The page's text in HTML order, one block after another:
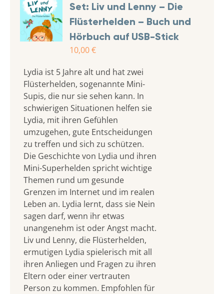
Set: Liv und Lenny – Die
Flüsterhelden – Buch und
Hörbuch auf USB-Stick
10,00€
Lydia ist 5 Jahre alt und hat zwei
Flüsterhelden, sogenannte Mini-
Supis, die nur sie sehen kann. In
schwierigen Situationen helfen sie
Lydia, mit ihren Gefühlen
umzugehen, gute Entscheidungen
zu treffen und sich zu schützen.
Die Geschichte von Lydia und ihren
Mini-Superhelden spricht wichtige
Themen rund um gesunde
Grenzen im Internet und im realen
Leben an. Lydia lernt, dass sie Nein
sagen darf, wenn ihr etwas
unangenehm ist oder Angst macht.
Liv und Lenny, die Flüsterhelden,
ermutigen Lydia spielerisch mit all
ihren Anliegen und Fragen zu ihren
Eltern oder einer vertrauten
Person zu kommen. Empfohlen für